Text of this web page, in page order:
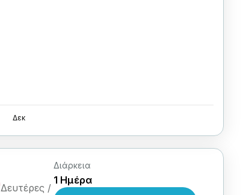
Δεκ
Δευτέρες /
Διάρκεια
1 Ημέρα